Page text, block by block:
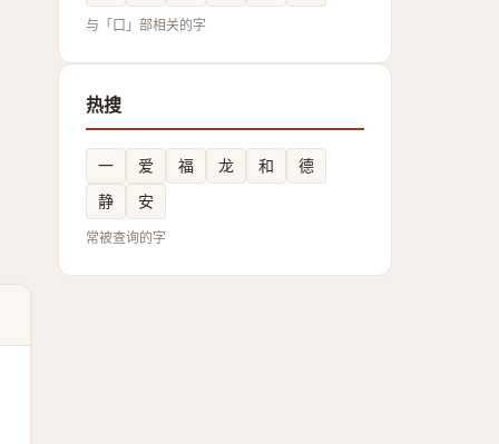
与「口」部相关的字
热搜
一 爱 福 龙 和
德
静
安
常被查询的字